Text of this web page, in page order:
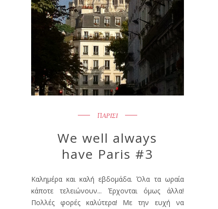
ΠΑΡΙΣΙ
We well always
have Paris #3
Καλημέρα και καλή εβδομάδα. Όλα τα ωραία
κάποτε τελειώνουν... Έρχονται όμως άλλα!
Πολλές φορές καλύτερα! Με την ευχή να